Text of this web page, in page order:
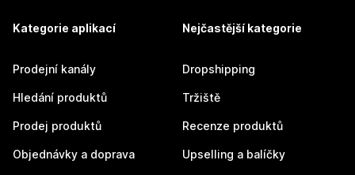
Kategorie aplikací
Prodejní kanály
Hledání produktů
Prodej produktů
Objednávky a doprava
Nejčastější kategorie
Dropshipping
Tržiště
Recenze produktů
Upselling a balíčky